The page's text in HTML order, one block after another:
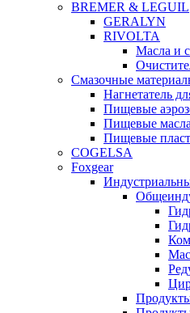
BREMER & LEGUIL
GERALYN
RIVOLTA
Масла и
Смазочные
Нагнетатель
Пищевые
Пищевые
Пищевые
COGELSA
Foxgear